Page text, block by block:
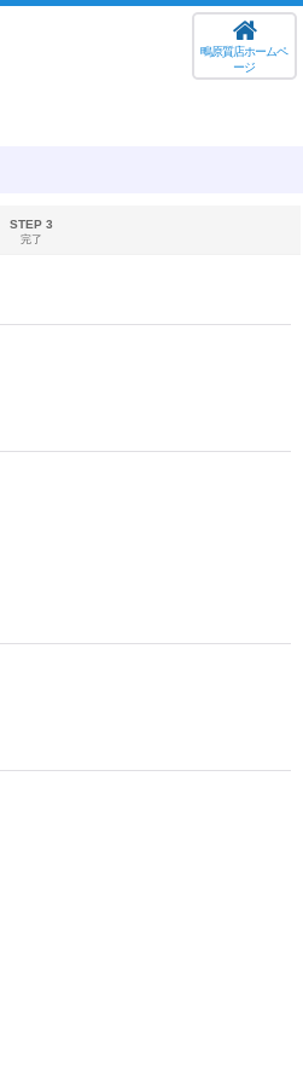
鴫原質店ホームペ
ージ
STEP 3
完了